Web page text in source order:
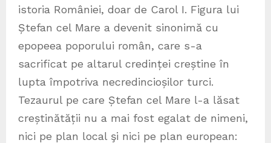
istoria României, doar de Carol I. Figura lui
Ștefan cel Mare a devenit sinonimă cu
epopeea poporului român, care s-a
sacrificat pe altarul credinței creștine în
lupta împotriva necredincioșilor turci.
Tezaurul pe care Ștefan cel Mare l-a lăsat
creștinătății nu a mai fost egalat de nimeni,
nici pe plan local şi nici pe plan european: